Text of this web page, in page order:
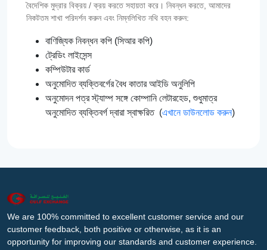
বৈদেশিক মুদ্রার বিক্রয় / ক্রয় করতে সহায়তা করে। নিবন্ধন করতে, আমাদের
নিকটতম শাখা পরিদর্শন করুন এবং নিম্নলিখিত নথি বহন করুন:
বাণিজ্যিক নিবন্ধন কপি (সিআর কপি)
ট্রেডিং লাইসেন্স
কম্পিউটার কার্ড
অনুমোদিত ব্যক্তিবর্গের বৈধ কাতার আইডি অনুলিপি
অনুমোদন পত্র স্ট্যাম্প সঙ্গে কোম্পানি লেটারহেড, শুধুমাত্র
অনুমোদিত ব্যক্তিবর্গ দ্বারা স্বাক্ষরিত (এখানে ডাউনলোড করুন)
We are 100% committed to excellent customer service and our
customer feedback, both positive or otherwise, as it is an
opportunity for improving our standards and customer experience.